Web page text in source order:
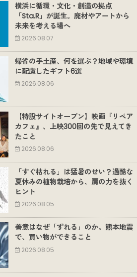
横浜に循環・文化・創造の拠点
「Sta.R」が誕生。廃材やアートから
未来を考える場へ
2026.08.07
帰省の手土産、何を選ぶ？地域や環境
に配慮したギフト6選
2026.08.06
【特設サイトオープン】映画『リペア
カフェ』、上映300回の先で見えてき
たこと
2026.08.06
「すぐ枯れる」は猛暑のせい？過酷な
夏休みの植物栽培から、肩の力を抜く
ヒント
2026.08.05
善意はなぜ「ずれる」のか。熊本地震
で、買い物ができること
2026.08.05